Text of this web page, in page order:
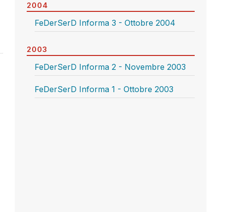
2004
FeDerSerD Informa 3 - Ottobre 2004
2003
FeDerSerD Informa 2 - Novembre 2003
FeDerSerD Informa 1 - Ottobre 2003